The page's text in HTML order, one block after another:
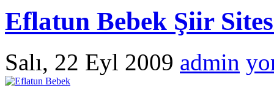
Eflatun Bebek Şiir
Salı, 22 Eyl 2009 admin